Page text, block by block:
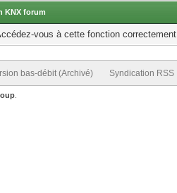
KNX forum
vous à cette fonction
bas-débit (Archivé) Syndication RSS